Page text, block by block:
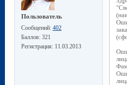
Пользователь
Сообщений: 402
Баллов: 321
Регистрация: 11.03.2013